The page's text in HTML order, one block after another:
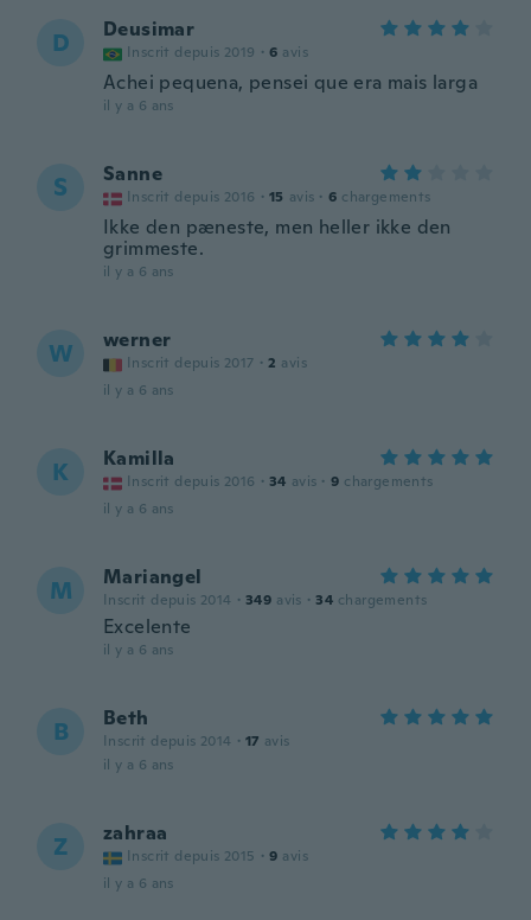
D Deusimar
Inscrit depuis 2019 · 6 avis
Achei pequena, pensei que era mais larga
il y a 6 ans
S Sanne
Inscrit depuis 2016 · 15 avis · 6 chargements
Ikke den pæneste, men heller ikke den
grimmeste.
il y a 6 ans
W werner
Inscrit depuis 2017 · 2 avis
il y a 6 ans
K Kamilla
Inscrit depuis 2016 · 34 avis · 9 chargements
il y a 6 ans
M Mariangel
Inscrit depuis 2014 · 349 avis · 34 chargements
Excelente
il y a 6 ans
B Beth
Inscrit depuis 2014 · 17 avis
il y a 6 ans
Z zahraa
Inscrit depuis 2015 · 9 avis
il y a 6 ans